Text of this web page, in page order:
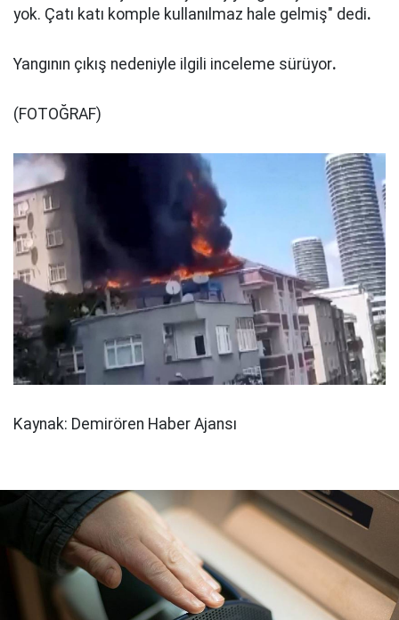
yok. Çatı katı komple kullanılmaz hale gelmiş" dedi.
Yangının çıkış nedeniyle ilgili inceleme sürüyor.
(FOTOĞRAF)
Kaynak: Demirören Haber Ajansı